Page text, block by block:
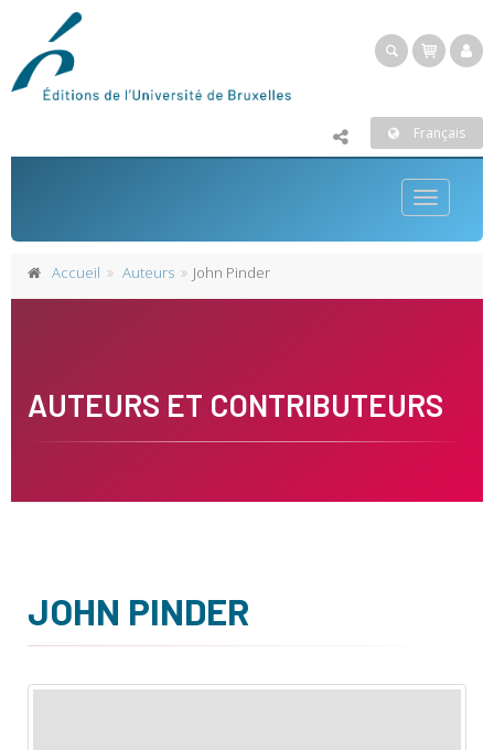
Français
Toggle
Accueil Auteurs John Pinder
AUTEURS ET CONTRIBUTEURS
JOHN PINDER